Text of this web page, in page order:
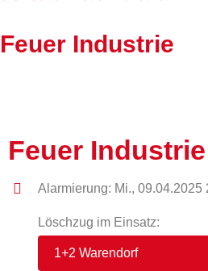
Feuer Industrie
Feuer Industrie
Alarmierung: Mi., 09.04.2025
Löschzug im Einsatz:
1+2 Warendorf